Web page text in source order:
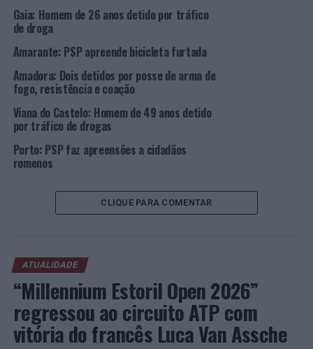
“Com a presente operação, a Divisão Policial de Angra
do Heroísmo continua a sua ação de combate ao
fenómeno do tráfico de estupefacientes, e, nessa
medida, a potenciar o sentimento de segurança da
população e na visão estratégica da PSP: uma Polícia
sublinha em nota.
Foto: PSP.
DESTAQUE PSP
de tráfico de estupefacientes
NÃO PERCA
Engenharia Mecânica da Universidade de Coimbra
assinala 50 anos
Gaia: Homem de 26 anos detido por tráfico
de droga
Amarante: PSP apreende bicicleta furtada
Amadora: Dois detidos por posse de arma de
fogo, resistência e coação
Viana do Castelo: Homem de 49 anos detido
por tráfico de drogas
Porto: PSP faz apreensões a cidadãos
romenos
CLIQUE PARA COMENTAR
ATUALIDADE
“Millennium Estoril Open 2026”
regressou ao circuito ATP com
vitória do francês Luca Van Assche